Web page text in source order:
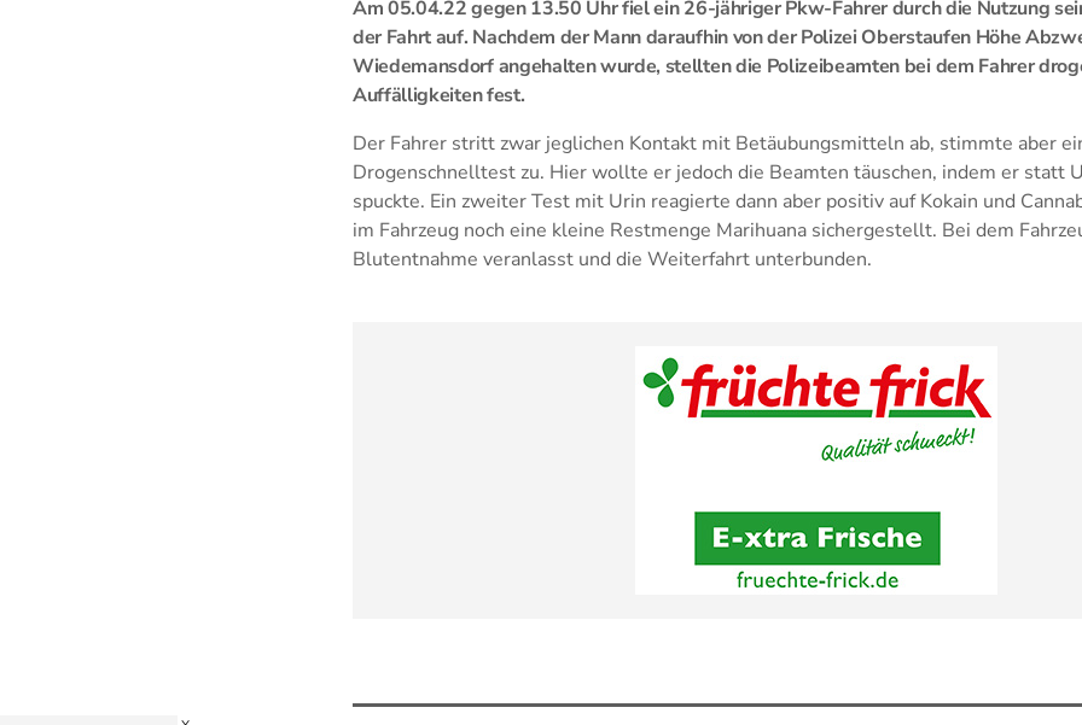
Am 05.04.22 gegen 13.50 Uhr fiel ein 26-jähriger Pkw-Fahrer durch die Nutzung
der Fahrt auf. Nachdem der Mann daraufhin von der Polizei Oberstaufen Höhe
Wiedemansdorf angehalten wurde, stellten die Polizeibeamten bei dem Fahrer
Auffälligkeiten fest.
Der Fahrer stritt zwar jeglichen Kontakt mit Betäubungsmitteln ab, stimmte aber
Drogenschnelltest zu. Hier wollte er jedoch die Beamten täuschen, indem er statt
spuckte. Ein zweiter Test mit Urin reagierte dann aber positiv auf Kokain und
im Fahrzeug noch eine kleine Restmenge Marihuana sichergestellt. Bei dem
Blutentnahme veranlasst und die Weiterfahrt unterbunden.